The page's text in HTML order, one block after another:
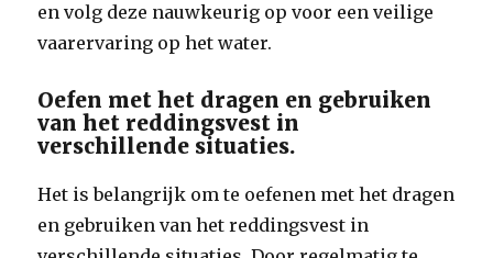
en volg deze nauwkeurig op voor een veilige
vaarervaring op het water.
Oefen met het dragen en gebruiken
van het reddingsvest in
verschillende situaties.
Het is belangrijk om te oefenen met het dragen
en gebruiken van het reddingsvest in